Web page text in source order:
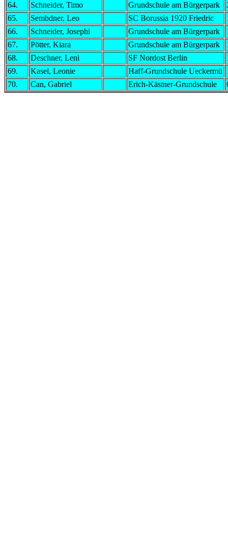
64. Schneider, Timo Grundschule am Bürgerpark
65.
Sembdner, Leo SC Borussia 1920 Friedric
66.
Schneider, Josephi Grundschule am Bürgerpark
67.
Pötter, Kiara Grundschule am Bürgerpark
68.
Deschner, Leni SF Nordost Berlin
69.
Kasel, Leonie Haff-Grundschule Ueckermü
70.
Can, Gabriel Erich-Kästner-Grundschule